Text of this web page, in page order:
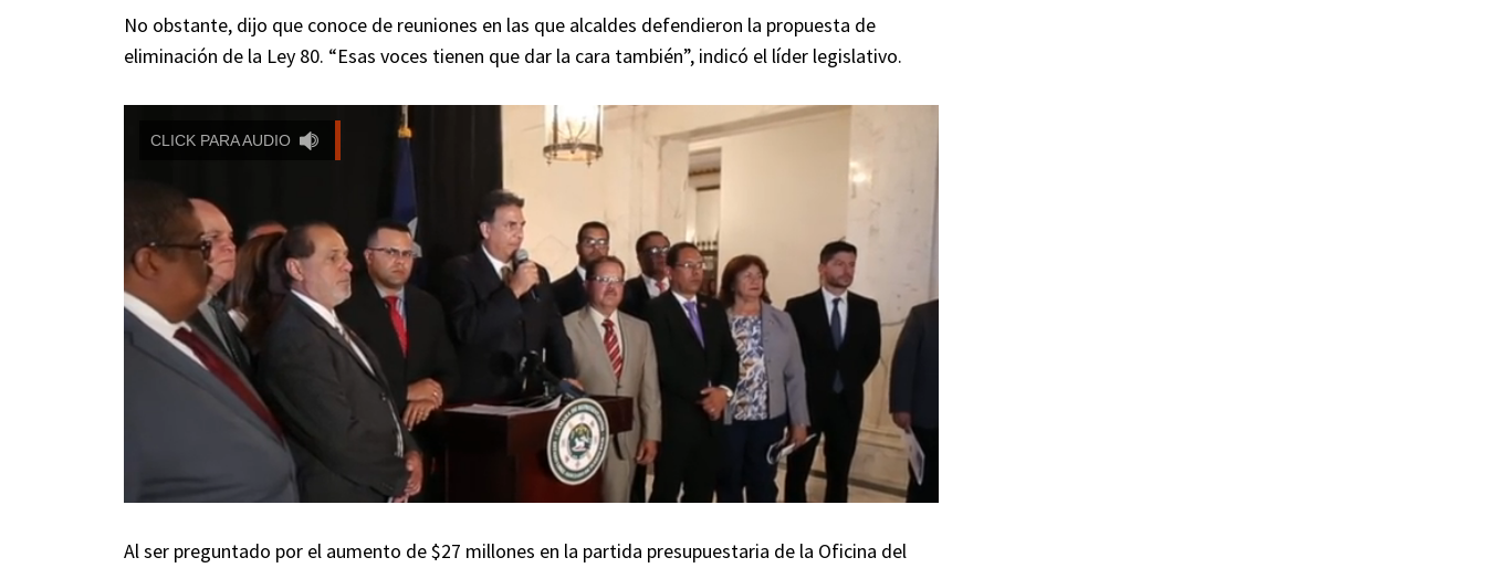
No obstante, dijo que conoce de reuniones en las que alcaldes defendieron la propuesta de
eliminación de la Ley 80. “Esas voces tienen que dar la cara también”, indicó el líder legislativo.
Al ser preguntado por el aumento de $27 millones en la partida presupuestaria de la Oficina del